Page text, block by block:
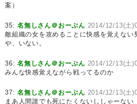
案）
35:名無しさん＠おーぷん 2014/12/13(土
敵組織の女を攻めることに快感を覚えない
や、いない。
36:名無しさん＠おーぷん 2014/12/13(土
みんな快感覚えながら戦ってるのか
37:名無しさん＠おーぷん 2014/12/13(土
まあ人間誰でも死にたくないししゃーない